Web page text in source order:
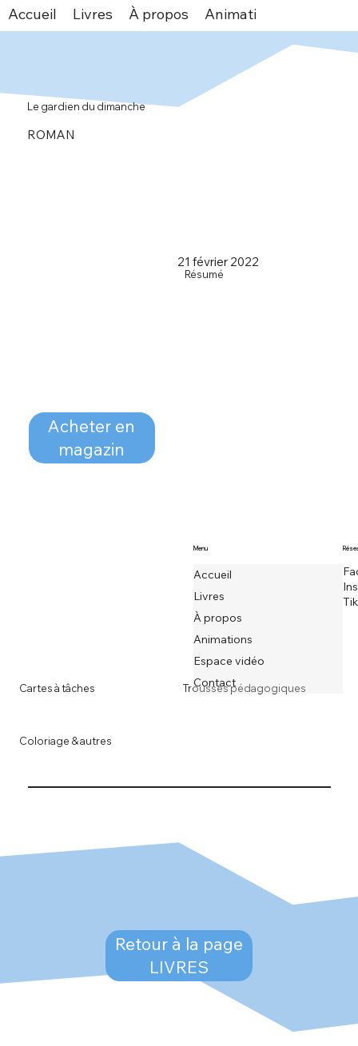
Accueil Livres À propos Animations
Le gardien du dimanche
ROMAN
Acheter en
magazin
21 février 2022
Résumé
Cartes à tâches
Coloriage & autres
Trousses pédagogiques
Retour à la page
LIVRES
Menu
Accueil
Livres
À propos
Animations
Espace vidéo
Contact